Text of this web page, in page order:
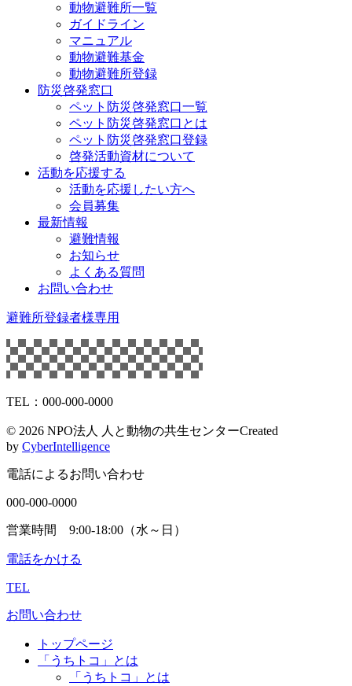
動物避難所一覧
ガイドライン
マニュアル
動物避難基金
動物避難所登録
防災啓発窓口
ペット防災啓発窓口一覧
ペット防災啓発窓口とは
ペット防災啓発窓口登録
啓発活動資材について
活動を応援する
活動を応援したい方へ
会員募集
最新情報
避難情報
お知らせ
よくある質問
お問い合わせ
避難所登録者様専用
TEL：000-000-0000
© 2026 NPO法人 人と動物の共生センターCreated
by CyberIntelligence
電話によるお問い合わせ
000-000-0000
営業時間 9:00-18:00（水～日）
電話をかける
TEL
お問い合わせ
トップページ
「うちトコ」とは
「うちトコ」とは